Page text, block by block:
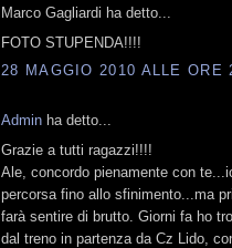
Marco Gagliardi ha detto...
FOTO STUPENDA!!!!
28 MAGGIO 2010 ALLE ORE
Admin ha detto...
Grazie a tutti ragazzi!!!!
Ale, concordo pienamente con
percorsa fino allo sfinimento...ma
farà sentire di brutto. Giorni fa ho
dal treno in partenza da Cz Lido,